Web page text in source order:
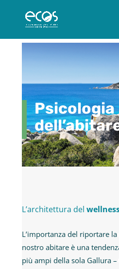
Psicologia
L’architettura del
L’importanza del riportare
nostro abitare è una
più ampi della sola Gallura –